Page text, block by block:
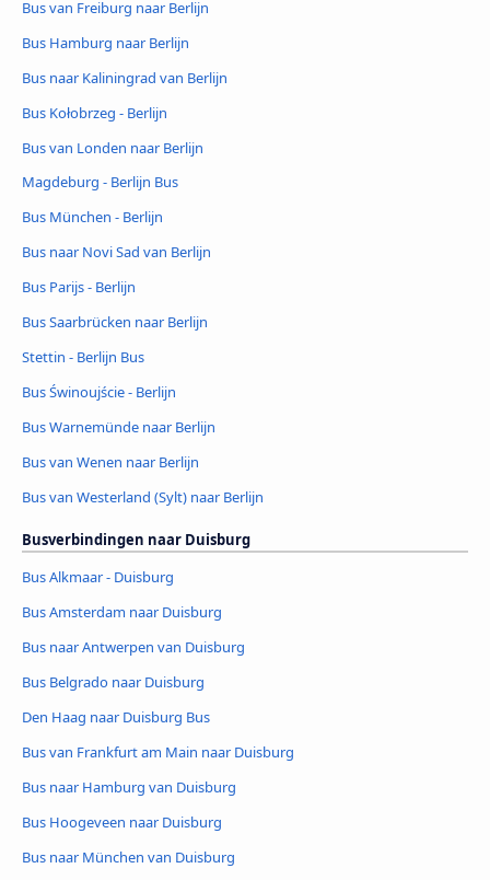
Bus van Freiburg naar Berlijn
Bus Hamburg naar Berlijn
Bus naar Kaliningrad van Berlijn
Bus Kołobrzeg - Berlijn
Bus van Londen naar Berlijn
Magdeburg - Berlijn Bus
Bus München - Berlijn
Bus naar Novi Sad van Berlijn
Bus Parijs - Berlijn
Bus Saarbrücken naar Berlijn
Stettin - Berlijn Bus
Bus Świnoujście - Berlijn
Bus Warnemünde naar Berlijn
Bus van Wenen naar Berlijn
Bus van Westerland (Sylt) naar Berlijn
Busverbindingen naar Duisburg
Bus Alkmaar - Duisburg
Bus Amsterdam naar Duisburg
Bus naar Antwerpen van Duisburg
Bus Belgrado naar Duisburg
Den Haag naar Duisburg Bus
Bus van Frankfurt am Main naar Duisburg
Bus naar Hamburg van Duisburg
Bus Hoogeveen naar Duisburg
Bus naar München van Duisburg